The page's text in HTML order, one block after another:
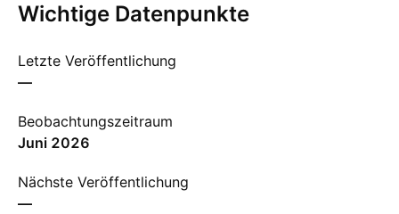
Wichtige Datenpunkte
Letzte Veröffentlichung
—
Beobachtungszeitraum
Juni 2026
Nächste Veröffentlichung
—